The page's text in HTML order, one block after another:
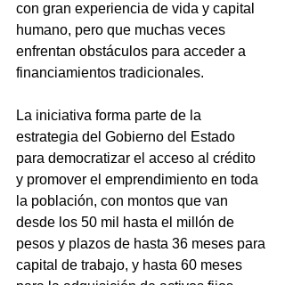
con gran experiencia de vida y capital
humano, pero que muchas veces
enfrentan obstáculos para acceder a
financiamientos tradicionales.
La iniciativa forma parte de la
estrategia del Gobierno del Estado
para democratizar el acceso al crédito
y promover el emprendimiento en toda
la población, con montos que van
desde los 50 mil hasta el millón de
pesos y plazos de hasta 36 meses para
capital de trabajo, y hasta 60 meses